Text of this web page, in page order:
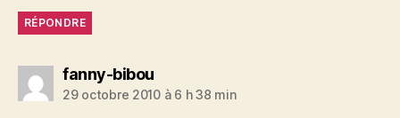
RÉPONDRE
fanny-biboudit :
29 octobre 2010 à 6 h 38 min